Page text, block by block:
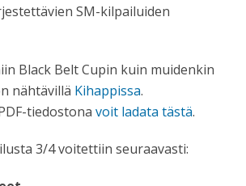
SM-kilpailuiden
Black Belt Cupin kuin muidenkin
nähtävillä Kihappissa.
tiedostona voit ladata tästä.
3/4 voitettiin seuraavasti: